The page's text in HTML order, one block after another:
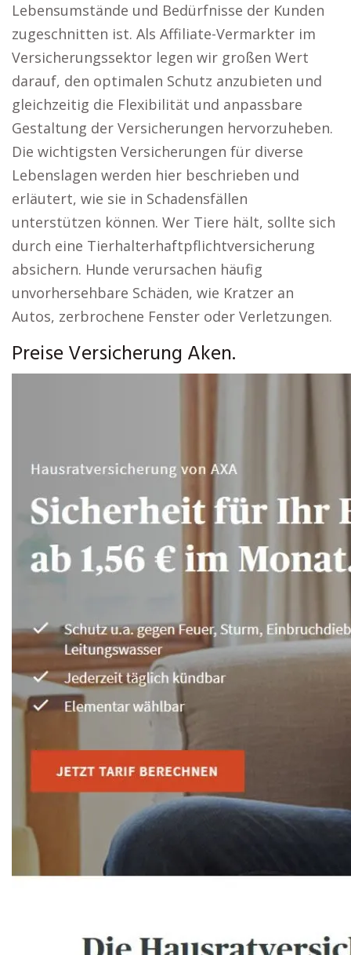
Lebensumstände und Bedürfnisse der Kunden
zugeschnitten ist. Als Affiliate-Vermarkter im
Versicherungssektor legen wir großen Wert
darauf, den optimalen Schutz anzubieten und
gleichzeitig die Flexibilität und anpassbare
Gestaltung der Versicherungen hervorzuheben.
Die wichtigsten Versicherungen für diverse
Lebenslagen werden hier beschrieben und
erläutert, wie sie in Schadensfällen
unterstützen können. Wer Tiere hält, sollte sich
durch eine Tierhalterhaftpflichtversicherung
absichern. Hunde verursachen häufig
unvorhersehbare Schäden, wie Kratzer an
Autos, zerbrochene Fenster oder Verletzungen.
Preise Versicherung Aken.